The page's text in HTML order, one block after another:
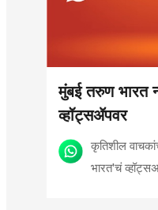
मुंबई तरुण भारत
व्हॉट्सॲपवर
कृतिशील
भारत'चं